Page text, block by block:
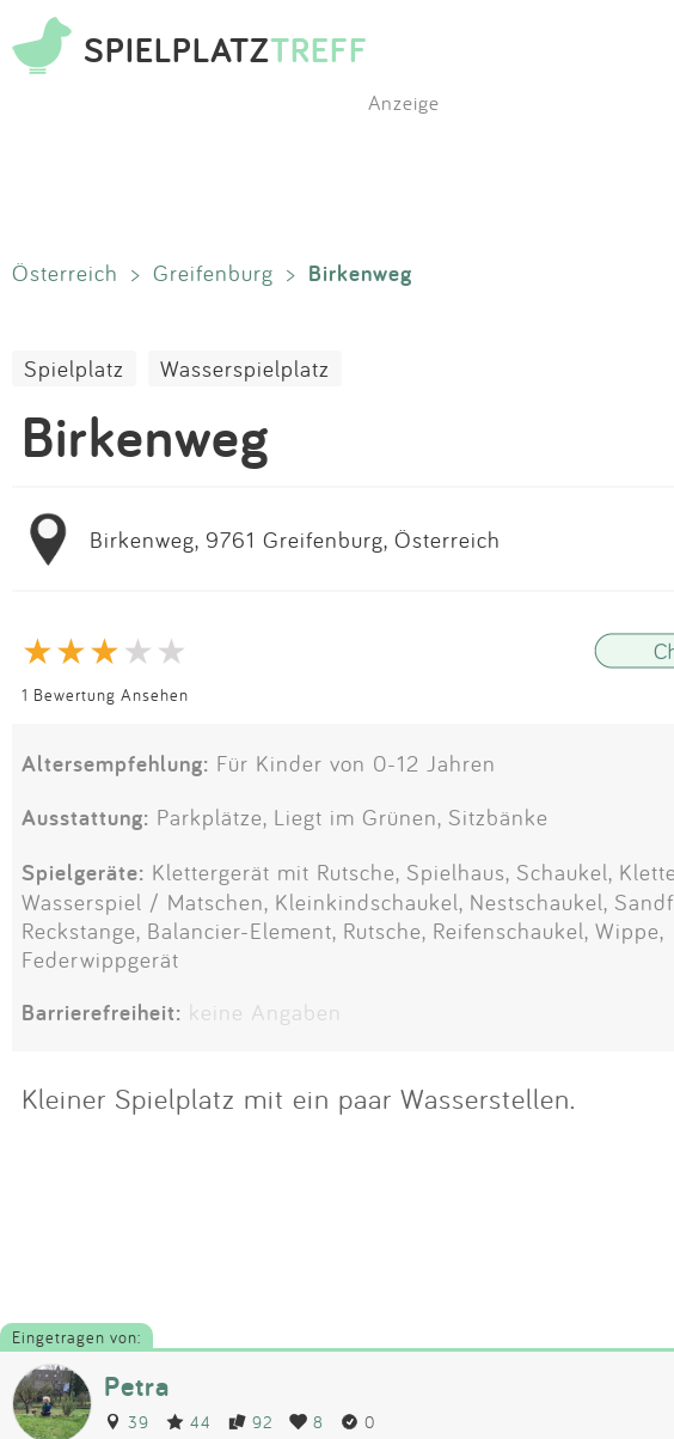
SPIELPLATZTREFF
Anzeige
Österreich > Greifenburg > Birkenweg
Spielplatz Wasserspielplatz
Birkenweg
Birkenweg, 9761 Greifenburg, Österreich
1 Bewertung Ansehen
Altersempfehlung: Für Kinder von 0-12 Jahren
Ausstattung: Parkplätze, Liegt im Grünen, Sitzbänke
Spielgeräte: Klettergerät mit Rutsche, Spielhaus, Schaukel,
Wasserspiel / Matschen, Kleinkindschaukel, Nestschaukel,
Reckstange, Balancier-Element, Rutsche, Reifenschaukel, Wippe,
Federwippgerät
Barrierefreiheit: keine Angaben
Kleiner Spielplatz mit ein paar Wasserstellen.
Eingetragen von:
Petra
39 44 92 8 0